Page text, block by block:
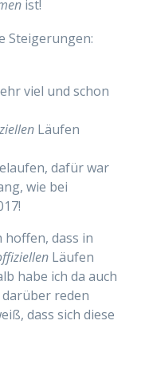
ist!
Steigerungen:
viel und schon
Läufen
dafür war
wie bei
hoffen, dass in
Läufen
habe ich da auch
darüber reden
dass sich diese